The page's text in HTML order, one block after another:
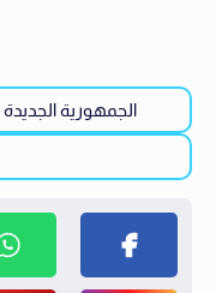
الجمهورية الجديدة